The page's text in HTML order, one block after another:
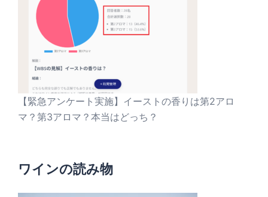
【緊急アンケート実施】イーストの香りは第2アロ
マ？第3アロマ？本当はどっち？
ワインの読み物